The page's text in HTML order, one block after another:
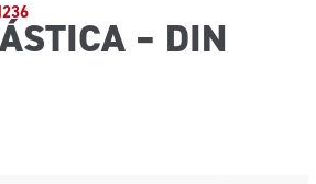
– DIN